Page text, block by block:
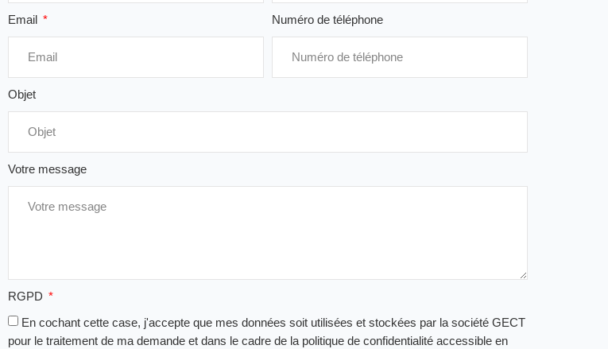
Email Numéro de téléphone
Objet
Votre message
RGPD
En cochant cette case, j'accepte que mes données soit utilisées et stockées par la société GECT
pour le traitement de ma demande et dans le cadre de la politique de confidentialité accessible en